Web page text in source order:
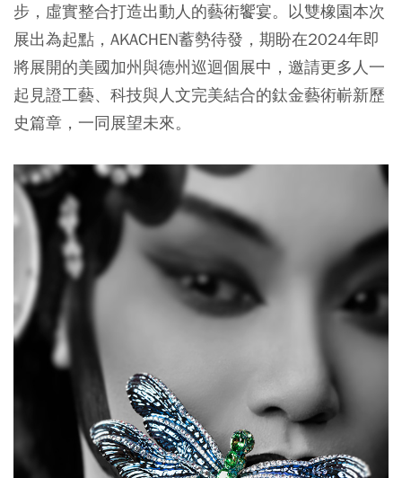
步，虛實整合打造出動人的藝術饗宴。以雙橡園本次
展出為起點，AKACHEN蓄勢待發，期盼在2024年即
將展開的美國加州與德州巡迴個展中，邀請更多人一
起見證工藝、科技與人文完美結合的鈦金藝術嶄新歷
史篇章，一同展望未來。